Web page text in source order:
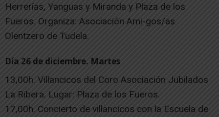
Herrerías, Yanguas y Miranda y Plaza de los
Fueros. Organiza: Asociación Ami-gos/as
Olentzero de Tudela.
Día 26 de diciembre. Martes
13,00h. Villancicos del Coro Asociación Jubilados
La Ribera. Lugar: Plaza de los Fueros.
17,00h. Concierto de villancicos con la Escuela de